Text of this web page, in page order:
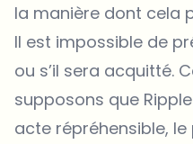
la manière dont cela
Il est impossible de
ou s’il sera acquitté.
supposons que
acte répréhensible, le